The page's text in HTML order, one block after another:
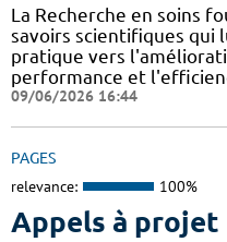
La Recherche en soins
savoirs scientifiques qui
pratique vers
performance et
09/06/2026 16:44
PAGES
relevance: 100%
Appels à projet